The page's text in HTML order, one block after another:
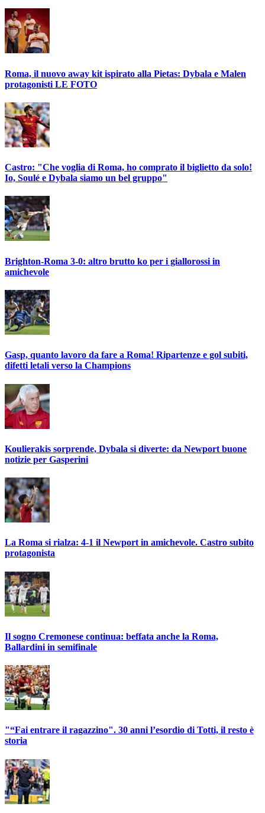
Roma, il nuovo away kit ispirato alla Pietas: Dybala e Malen
protagonisti LE FOTO
Castro: "Che voglia di Roma, ho comprato il biglietto da solo!
Io, Soulé e Dybala siamo un bel gruppo"
Brighton-Roma 3-0: altro brutto ko per i giallorossi in
amichevole
Gasp, quanto lavoro da fare a Roma! Ripartenze e gol subiti,
difetti letali verso la Champions
Koulierakis sorprende, Dybala si diverte: da Newport buone
notizie per Gasperini
La Roma si rialza: 4-1 il Newport in amichevole. Castro subito
protagonista
Il sogno Cremonese continua: beffata anche la Roma,
Ballardini in semifinale
"“Fai entrare il ragazzino". 30 anni l’esordio di Totti, il resto è
storia